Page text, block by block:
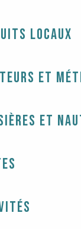
locaux
et
et